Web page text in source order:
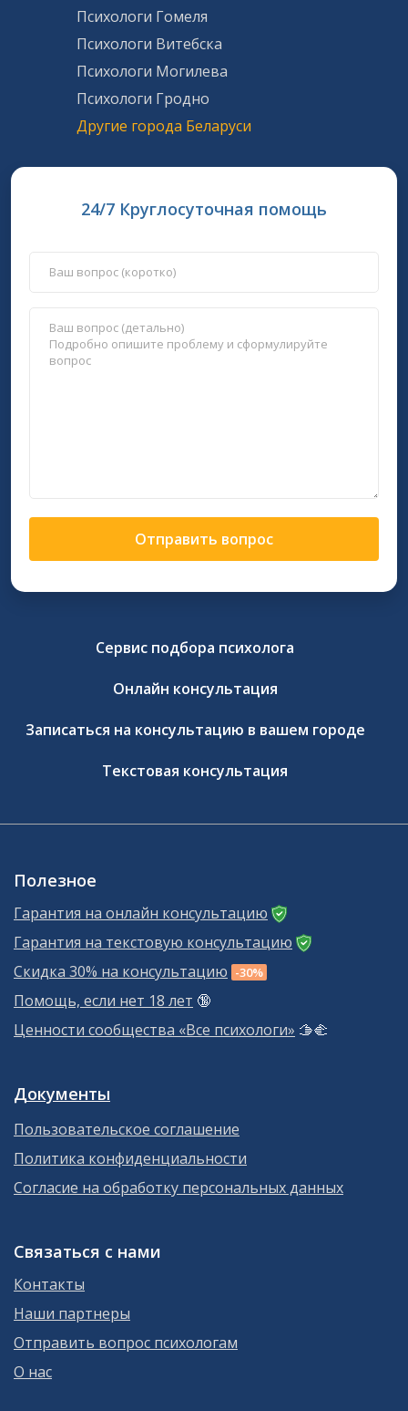
Психологи Гомеля
Психологи Витебска
Психологи Могилева
Психологи Гродно
Другие города Беларуси
24/7 Круглосуточная помощь
Отправить вопрос
Сервис подбора психолога
Онлайн консультация
Записаться на консультацию в вашем городе
Текстовая консультация
Полезное
Гарантия на онлайн консультацию
Гарантия на текстовую консультацию
Скидка 30% на консультацию -30%
Помощь, если нет 18 лет 🔞
Ценности сообщества «Все психологи» 🫱‍🫲
Документы
Пользовательское соглашение
Политика конфиденциальности
Согласие на обработку персональных данных
Связаться с нами
Контакты
Наши партнеры
Отправить вопрос психологам
О нас